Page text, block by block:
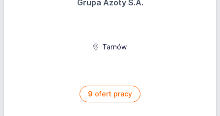
Grupa Azoty S.A.
Tarnów
9 ofert pracy